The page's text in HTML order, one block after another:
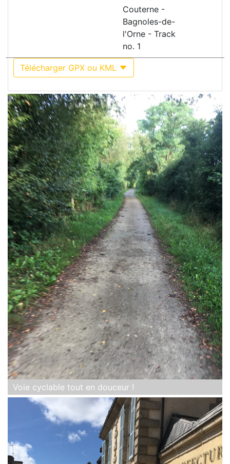
Couterne -
Bagnoles-de-
l'Orne - Track
no. 1
Télécharger GPX ou KML
Voie cyclable tout en douceur !